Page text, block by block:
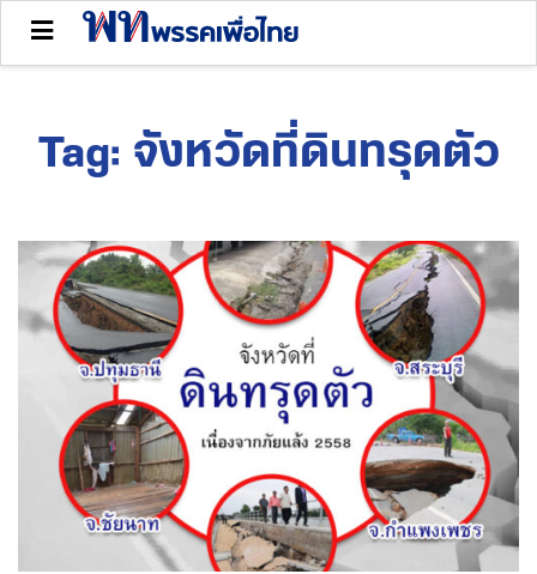
Tag: จังหวัดที่ดินทรุดตัว